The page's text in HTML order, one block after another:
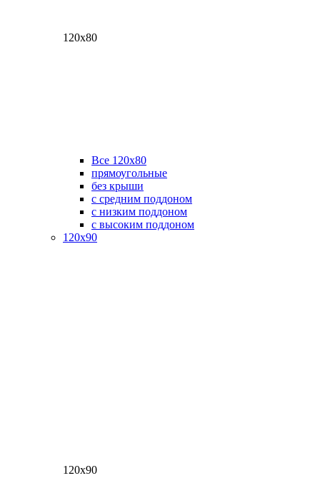
120х80
Все 120х80
прямоугольные
без крыши
с средним поддоном
с низким поддоном
с высоким поддоном
120х90
120х90